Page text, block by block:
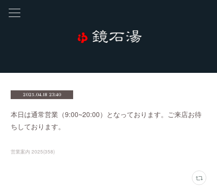
2025.04.18 23:40
本日は通常営業（9:00~20:00）となっております。ご来店お待
ちしております。
営業案内 2025(358)